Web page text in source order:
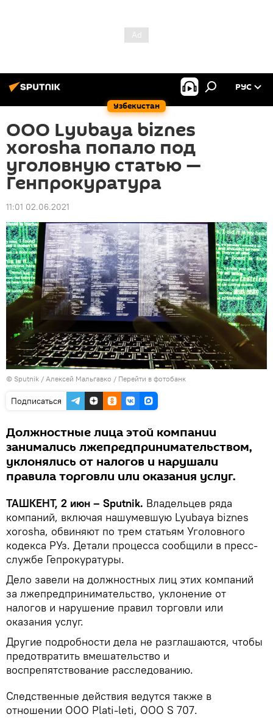
Узбекистан
РУС
ООО Lyubaya biznes
xorosha попало под
уголовную статью —
Генпрокуратура
11:01 02.06.2021
© Sputnik / Алексей Мальгавко / Перейти в фотобанк
Подписаться
Должностные лица этой компании
занимались лжепредпринимательством,
уклонялись от налогов и нарушали
правила торговли или оказания услуг.
ТАШКЕНТ, 2 июн – Sputnik. Владельцев ряда
компаний, включая нашумевшую Lyubaya biznes
xorosha, обвиняют по трем статьям Уголовного
кодекса РУз. Детали процесса сообщили в пресс-
службе Гепрокуратуры.
Дело завели на должностных лиц этих компаний
за лжепредпринимательство, уклонение от
налогов и нарушение правил торговли или
оказания услуг.
Другие подробности дела не разглашаются, чтобы
предотвратить вмешательство и
воспрепятствование расследованию.
Следственные действия ведутся также в
отношении ООО Plati-leti, ООО S 707.